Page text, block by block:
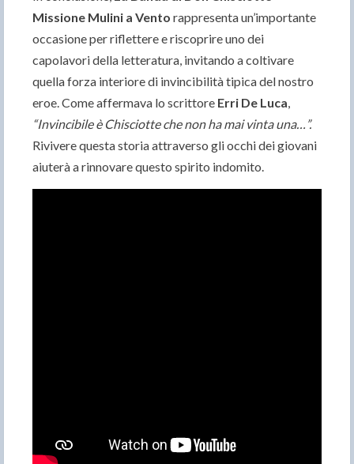
Missione Mulini a Vento rappresenta un’importante
occasione per riflettere e riscoprire uno dei
capolavori della letteratura, invitando a coltivare
quella forza interiore di invincibilità tipica del nostro
eroe. Come affermava lo scrittore Erri De Luca,
“Invincibile è Chisciotte che non ha mai vinta una…”.
Rivivere questa storia attraverso gli occhi dei giovani
aiuterà a rinnovare questo spirito indomito.